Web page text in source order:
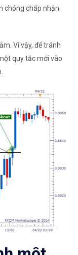
chóng chấp nhận
Vì vậy, để tránh
quy tắc mới vào